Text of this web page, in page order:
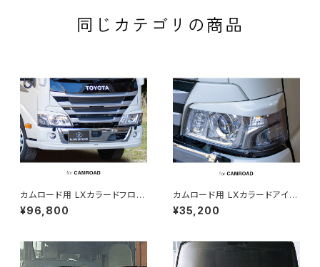
同じカテゴリの商品
カムロード用 LXカラードフロン
トスポイラー ※塗装済み品
¥96,800
カムロード用 LXカラードアイラ
インガーニッシュ ※塗装済み品
¥35,200